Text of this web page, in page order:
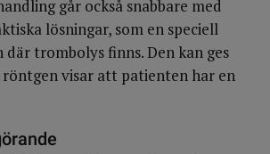
går också snabbare med
lösningar, som en speciell
där trombolys finns. Den kan ges
visar att patienten har en